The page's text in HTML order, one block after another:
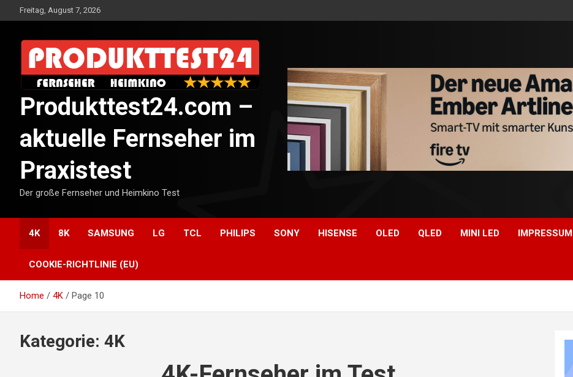
to
Freitag, August 7, 2026
Produkttest24.com –
aktuelle Fernseher im
Praxistest
Der große Fernseher und Heimkino Test
4K 8K SAMSUNG LG TCL PHILIPS SONY HISENSE OLED QLED MINI LED IMPRESSUM
COOKIE-RICHTLINIE (EU)
Home 4K Page 10
Kategorie: 4K